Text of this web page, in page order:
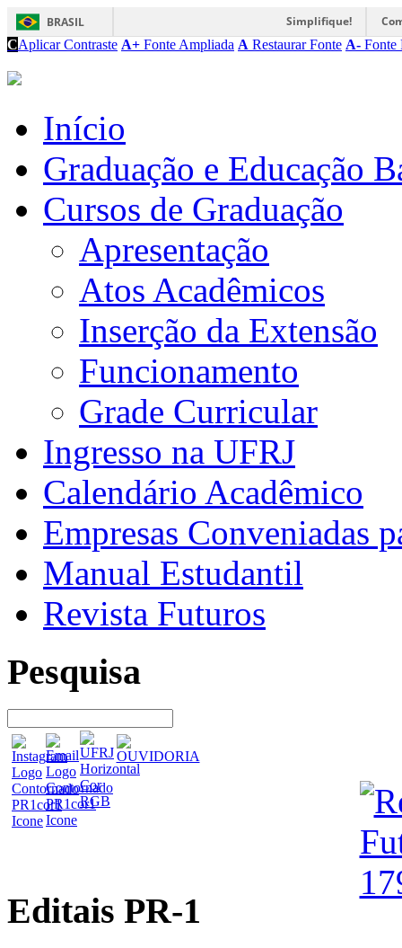
BRASIL Simplifique!
CAplicar Contraste A+ Fonte Ampliada A Restaurar Fonte A- Fonte
Início
Graduação e Educação
Cursos de Graduação
Apresentação
Atos Acadêmicos
Inserção da Extensão
Funcionamento
Grade Curricular
Ingresso na UFRJ
Calendário Acadêmico
Empresas Conveniadas
Manual Estudantil
Revista Futuros
Pesquisa
Editais PR-1